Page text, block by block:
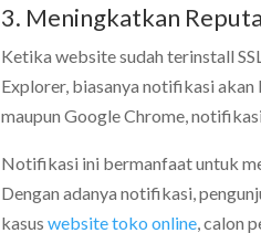
3. Meningkatkan
Ketika website sudah terinstall
Explorer, biasanya notifikasi akan
maupun Google Chrome,
Notifikasi ini bermanfaat untuk
Dengan adanya notifikasi,
kasuswebsite toko online , calon